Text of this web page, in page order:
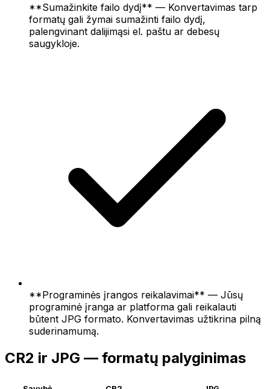
**Sumažinkite failo dydį** — Konvertavimas tarp
formatų gali žymai sumažinti failo dydį,
palengvinant dalijimąsi el. paštu ar debesų
saugykloje.
**Programinės įrangos reikalavimai** — Jūsų
programinė įranga ar platforma gali reikalauti
būtent JPG formato. Konvertavimas užtikrina pilną
suderinamumą.
CR2 ir JPG — formatų palyginimas